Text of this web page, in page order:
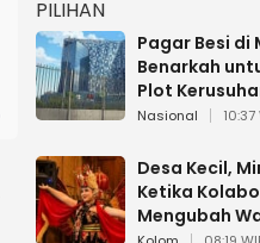
PILIHAN
Pagar Besi di
Benarkah
Plot
Nasional 10:37
Desa Kecil,
Ketika
Mengubah